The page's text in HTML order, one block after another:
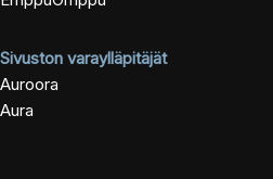
Sivuston varaylläpitäjät
Auroora
Aura